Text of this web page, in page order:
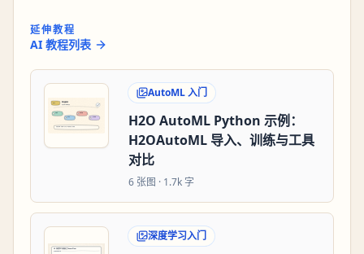
延伸教程
AI 教程列表
AutoML 入门
H2O AutoML Python 示例：
H2OAutoML 导入、训练与工具
对比
6 张图 · 1.7k 字
深度学习入门